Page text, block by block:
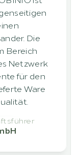
Die
Bereich
Netzwerk
für den
Ware